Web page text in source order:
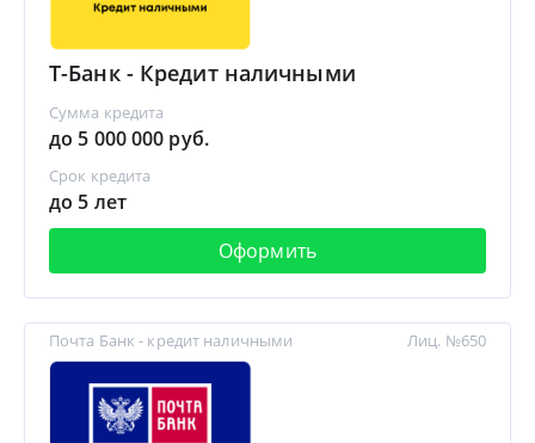
Т-Банк - Кредит наличными
Сумма кредита
до 5 000 000 руб.
Срок кредита
до 5 лет
Оформить
Почта Банк - кредит наличными Лиц. №650